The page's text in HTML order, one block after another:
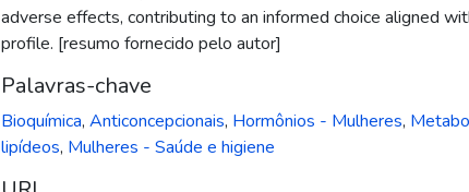
adverse effects, contributing to an informed choice aligned
profile. [resumo fornecido pelo autor]
Palavras-chave
Bioquímica, Anticoncepcionais, Hormônios - Mulheres,
lipídeos, Mulheres - Saúde e higiene